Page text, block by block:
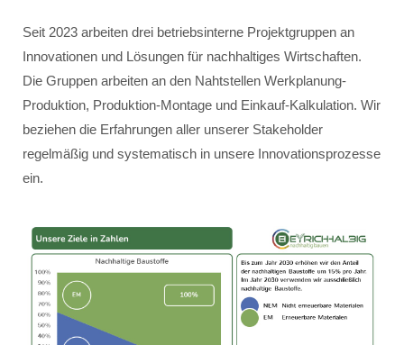
Seit 2023 arbeiten drei betriebsinterne Projektgruppen an
Innovationen und Lösungen für nachhaltiges Wirtschaften.
Die Gruppen arbeiten an den Nahtstellen Werkplanung-
Produktion, Produktion-Montage und Einkauf-Kalkulation. Wir
beziehen die Erfahrungen aller unserer Stakeholder
regelmäßig und systematisch in unsere Innovationsprozesse
ein.